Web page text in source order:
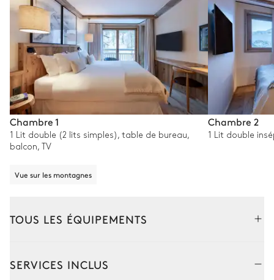
Chambre 1
1 Lit double (2 lits simples), table de bureau,
balcon, TV
Vue sur les montagnes
Chambre 2
1 Lit double
TOUS LES ÉQUIPEMENTS
SERVICES INCLUS